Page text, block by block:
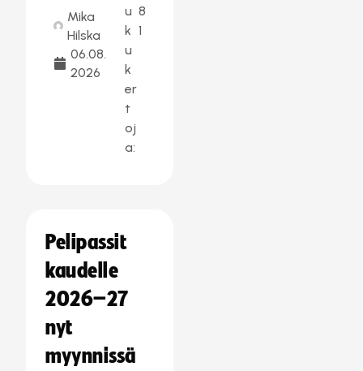
Mika
Hilska
06.08.
2026
u
k
u
k
er
t
oj
a:
8
1
Pelipassit
kaudelle
2026–27
nyt
myynnissä